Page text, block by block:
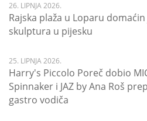
26. LIPNJA 2026.
Rajska plaža u Loparu domaćin
skulptura u pijesku
25. LIPNJA 2026.
Harry's Piccolo Poreč dobio
Spinnaker i JAZ by Ana Roš
gastro vodiča